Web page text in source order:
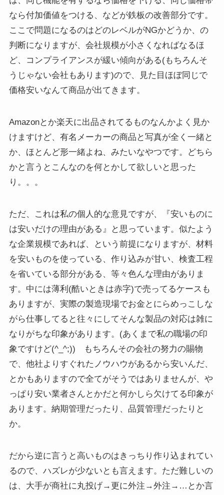
なら付加価値をつける、などが鉄板の改善部分です。
ここで問題になるのはどのレベルがNGかどうか、の
判断になりますが、会社規模が小さくなればなるほ
ど、コンプライアンスが緩い傾向がある(もちろんそ
うじゃない会社もあります)ので、見た目ほぼ同じで
価格安いなんて商品が出てきます。
Amazonとか楽天に出品されてるものなんかよく見か
けますけど、有名メーカーの商品と写真が全く一緒と
か、ほとんど形一緒よね、みたいなやつです。どちら
かと言うとこんなのを何とかして欲しいと思った
り。。。
ただ、これは私の個人的な意見ですが、『安いものに
は安いだけの理由がある』と思っています。似たよう
な企業規模であれば、という前提になりますが、材料
を安いものを使っている、作り込みが甘い、検査工程
を省いている部分がある、等々色んな理由がありま
す。中には薄利(酷いときは赤字)で売ってるケースも
ありますが、実際の製造現場でお金とにらめっこしな
がら仕事してると往々にしてそんな製品の対応は雑に
なりがちな印象があります。(あくまで私の職場の印
象ですけど(^_^;)) もちろんその会社の努力の賜物
で、他社よりすぐれたノウハウがあるから安いんだ、
とかもありますので全てがそうではありませんが、や
っぱり安い業者さんとかだと何かしら欠けてる印象が
あります。納期管理だったり、品質管理だったりと
か。
だから逆に言うと高いものはきっちり作り込まれてい
るので、ハズレが少ないとも言えます。ただ難しいの
は、大手が商社に丸投げ→更に外注→外注→…とか言